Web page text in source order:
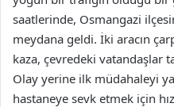
saatlerinde, Osmangazi
meydana geldi. İki aracın
kaza, çevredeki vatandaşlar
Olay yerine ilk müdahaleyi
hastaneye sevk etmek için